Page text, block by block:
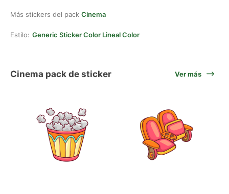
Más stickers del pack Cinema
Estilo: Generic Sticker Color Lineal Color
Cinema pack de sticker Ver más